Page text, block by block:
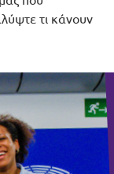
τι κάνουν